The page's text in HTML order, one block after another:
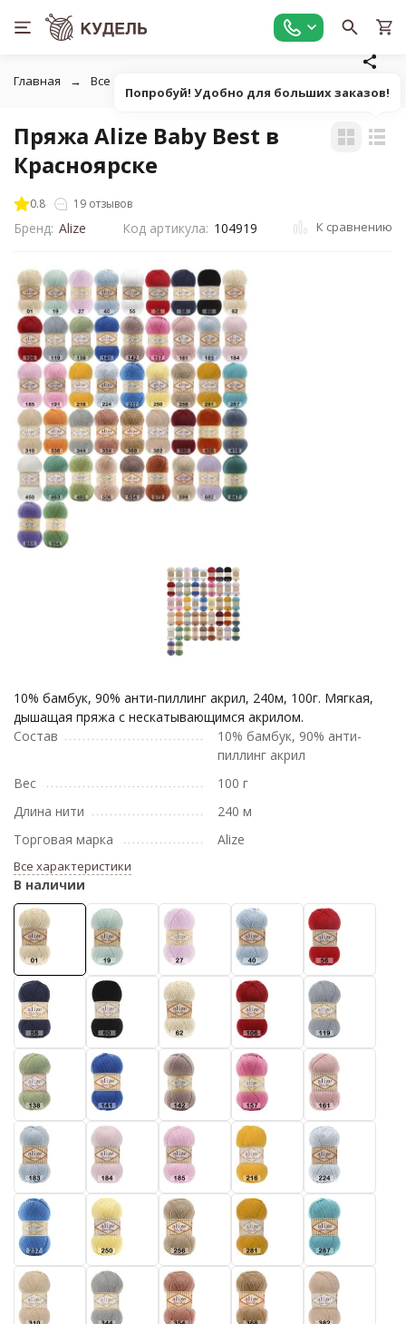
Главная Все для вязания
Пряжа Alize Baby Best в
Красноярске
0.8 19 отзывов
Бренд: Alize Код артикула: 104919 К сравнению
10% бамбук, 90% анти-пиллинг акрил, 240м, 100г. Мягкая,
дышащая пряжа с нескатывающимся акрилом.
Состав
10% бамбук, 90% анти-
пиллинг акрил
Вес
100 г
Длина нити
240 м
Торговая марка
Alize
Все характеристики
В наличии
Попробуй! Удобно для больших заказов!